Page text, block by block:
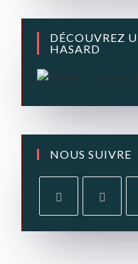
DÉCOUVREZ
HASARD
NOUS SUIVRE